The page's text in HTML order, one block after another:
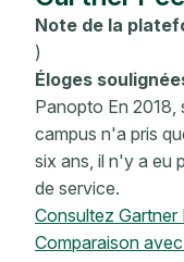
Note de la
)
Éloges
Panopto En 2018,
campus n'a pris
six ans, il n'y a eu
de service.
Consultez Gartner
Comparaison